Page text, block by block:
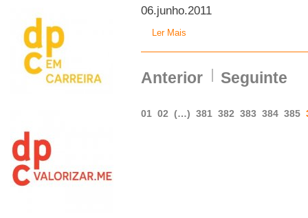
06.junho.2011
Ler Mais
Anterior Seguinte
01 02 (…) 381 382 383 384 385